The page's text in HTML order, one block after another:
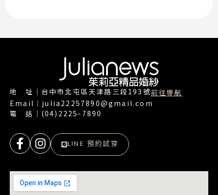
地 址｜台中市北屯區天津路三段193號前往導航
Email｜julia22257890@gmail.com
電 話｜(04)2225-7890
LINE 預約試穿